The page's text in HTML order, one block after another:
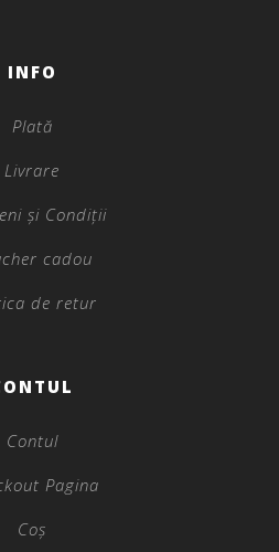
INFO
Plată
Livrare
și Condiții
cadou
de retur
Contul
Pagina
Coș